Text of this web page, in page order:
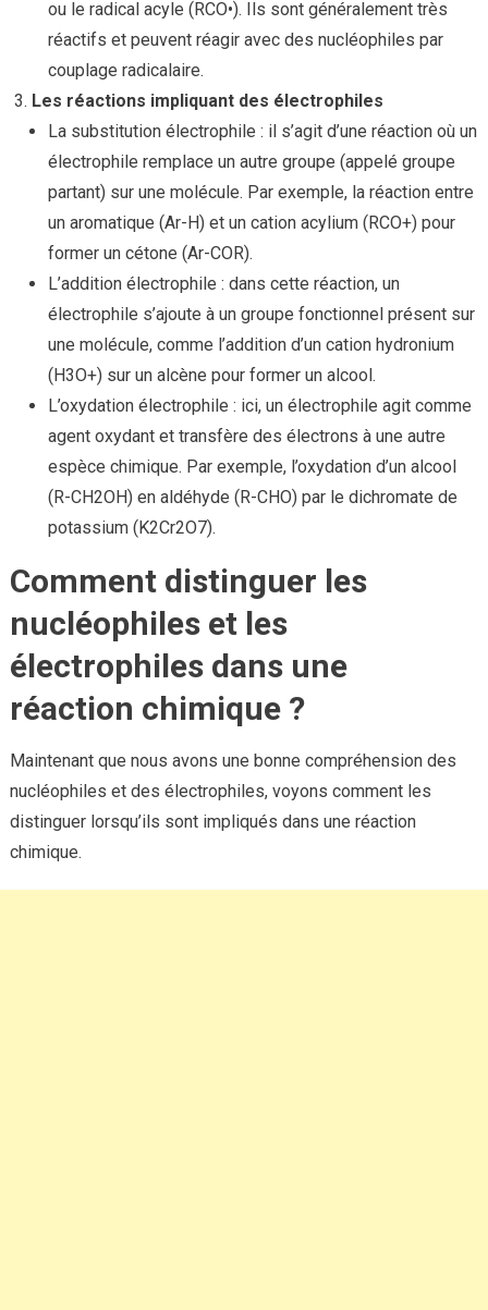
ou le radical acyle (RCO•). Ils sont généralement très
réactifs et peuvent réagir avec des nucléophiles par
couplage radicalaire.
Les réactions impliquant des électrophiles
La substitution électrophile : il s’agit d’une réaction où un
électrophile remplace un autre groupe (appelé groupe
partant) sur une molécule. Par exemple, la réaction entre
un aromatique (Ar-H) et un cation acylium (RCO+) pour
former un cétone (Ar-COR).
L’addition électrophile : dans cette réaction, un
électrophile s’ajoute à un groupe fonctionnel présent sur
une molécule, comme l’addition d’un cation hydronium
(H3O+) sur un alcène pour former un alcool.
L’oxydation électrophile : ici, un électrophile agit comme
agent oxydant et transfère des électrons à une autre
espèce chimique. Par exemple, l’oxydation d’un alcool
(R-CH2OH) en aldéhyde (R-CHO) par le dichromate de
potassium (K2Cr2O7).
Comment distinguer les
nucléophiles et les
électrophiles dans une
réaction chimique ?
Maintenant que nous avons une bonne compréhension des
nucléophiles et des électrophiles, voyons comment les
distinguer lorsqu’ils sont impliqués dans une réaction
chimique.